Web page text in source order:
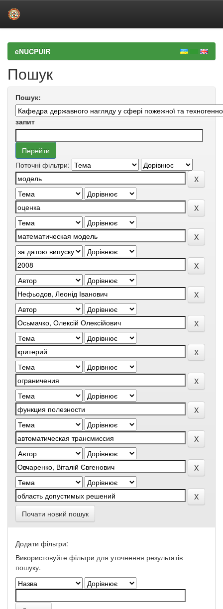
navigationeNUCPUIR
Пошук
Пошук:
запит
Поточні фільтри:
Почати новий пошук
Додати фільтри:
Використовуйте фільтри для уточнення результатів
пошуку.